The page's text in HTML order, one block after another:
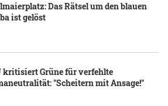
Das Rätsel um den blauen
ist gelöst
kritisiert Grüne für verfehlte
"Scheitern mit Ansage!"